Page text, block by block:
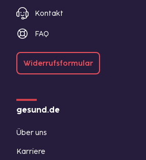
Kontakt
FAQ
Widerrufsformular
gesund.de
Über uns
Karriere